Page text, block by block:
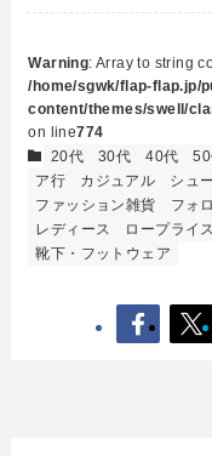
Warning: Array to string
/home/sgwk/flap-flap.jp/
content/themes/swell/
on line774
20代
30代 40代
ア行
カジュアル シュ
ファッション雑貨
フォ
レディース
ロープライス
靴下・フットウェア